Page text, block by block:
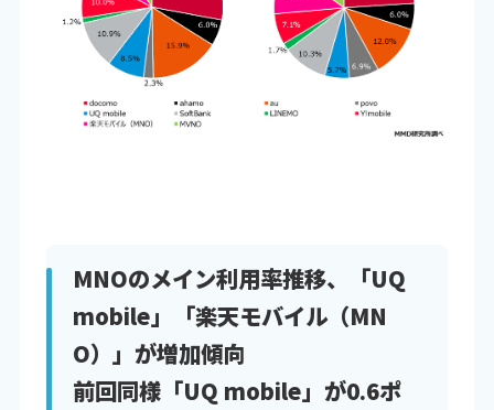
MNOのメイン利用率推移、「UQ
mobile」「楽天モバイル（MN
O）」が増加傾向
前回同様「UQ mobile」が0.6ポ